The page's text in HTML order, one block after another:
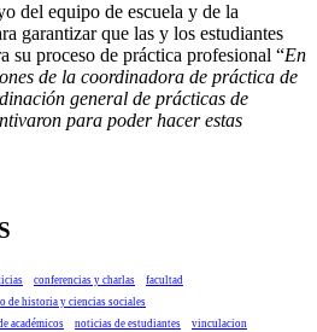
del equipo de escuela y de la
garantizar que las y los estudiantes
su proceso de práctica profesional “En
de la coordinadora de práctica de
general de prácticas de
para poder hacer estas
conferencias y charlas
facultad
de historia y ciencias sociales
académicos noticias de estudiantes
vinculacion